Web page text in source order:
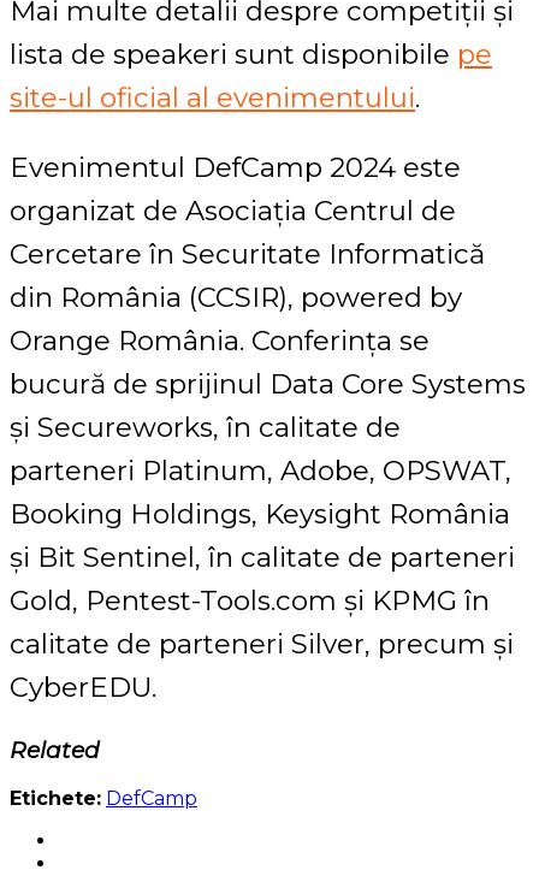
Mai multe detalii despre competiții și
lista de speakeri sunt disponibile pe
site-ul oficial al evenimentului.
Evenimentul DefCamp 2024 este
organizat de Asociația Centrul de
Cercetare în Securitate Informatică
din România (CCSIR), powered by
Orange România. Conferința se
bucură de sprijinul Data Core Systems
și Secureworks, în calitate de
parteneri Platinum, Adobe, OPSWAT,
Booking Holdings, Keysight România
și Bit Sentinel, în calitate de parteneri
Gold, Pentest-Tools.com și KPMG în
calitate de parteneri Silver, precum și
CyberEDU.
Related
Etichete: DefCamp